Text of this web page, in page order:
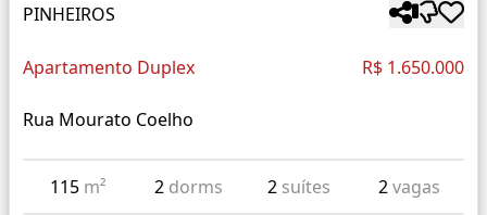
PINHEIROS
Apartamento Duplex R$ 1.650.000
Rua Mourato Coelho
115 m² 2 dorms 2 suítes 2vagas